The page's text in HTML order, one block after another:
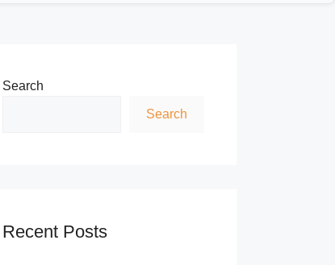
Search
Search
Recent Posts